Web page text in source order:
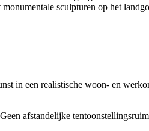
sculpturen op het
in een realistische woon- en
afstandelijke